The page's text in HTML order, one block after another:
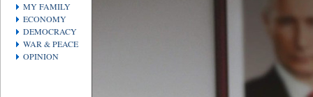
MY FAMILY
ECONOMY
DEMOCRACY
WAR & PEACE
OPINION